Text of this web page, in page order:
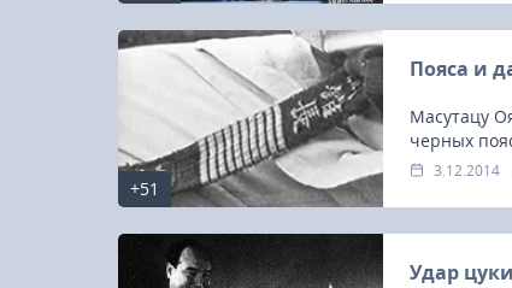
+51
Пояса и
Масутацу
черных
3.12.2014
Удар